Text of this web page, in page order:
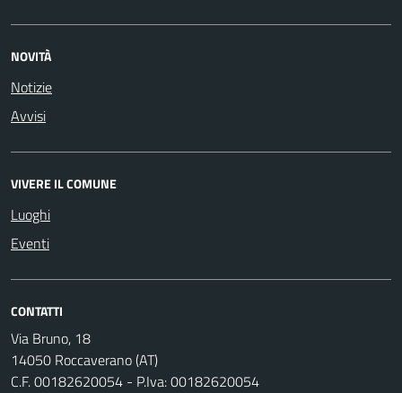
NOVITÀ
Notizie
Avvisi
VIVERE IL COMUNE
Luoghi
Eventi
CONTATTI
Via Bruno, 18
14050 Roccaverano (AT)
C.F. 00182620054 - P.Iva: 00182620054